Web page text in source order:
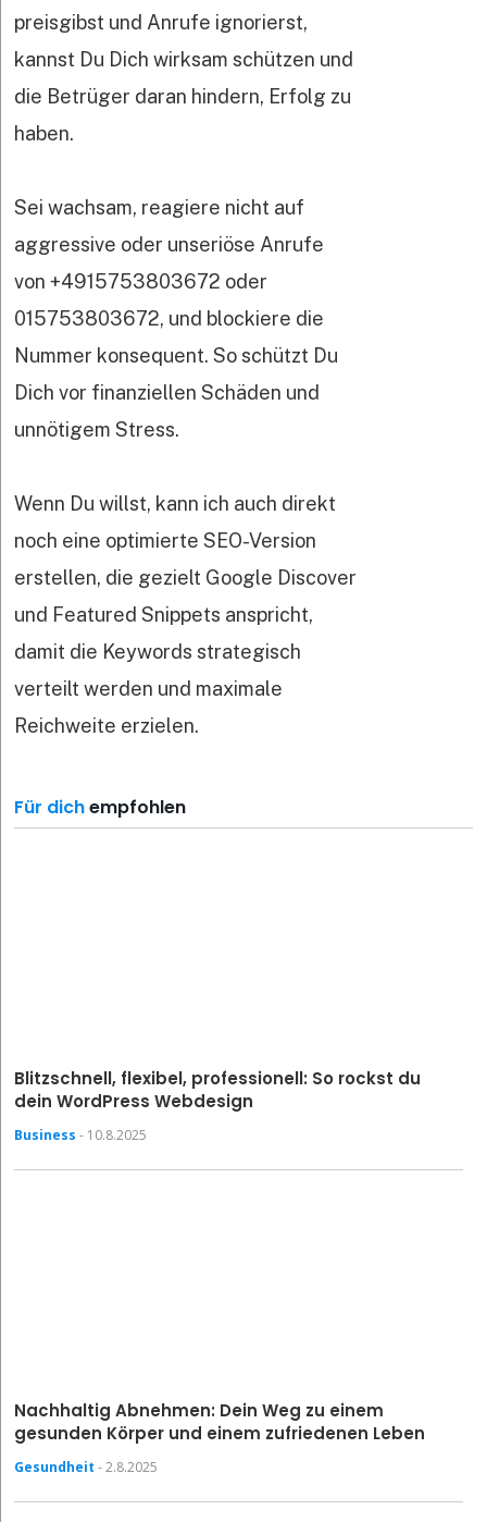
preisgibst und Anrufe ignorierst,
kannst Du Dich wirksam schützen und
die Betrüger daran hindern, Erfolg zu
haben.
Sei wachsam, reagiere nicht auf
aggressive oder unseriöse Anrufe
von +4915753803672 oder
015753803672, und blockiere die
Nummer konsequent. So schützt Du
Dich vor finanziellen Schäden und
unnötigem Stress.
Wenn Du willst, kann ich auch direkt
noch eine optimierte SEO-Version
erstellen, die gezielt Google Discover
und Featured Snippets anspricht,
damit die Keywords strategisch
verteilt werden und maximale
Reichweite erzielen.
Für dichempfohlen
Blitzschnell, flexibel, professionell: So rockst du
dein WordPress Webdesign
Business - 10.8.2025
Nachhaltig Abnehmen: Dein Weg zu einem
gesunden Körper und einem zufriedenen Leben
Gesundheit - 2.8.2025